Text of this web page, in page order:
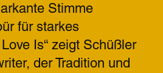
Stimme
für starkes
Is“ zeigt Schüßler
der Tradition und